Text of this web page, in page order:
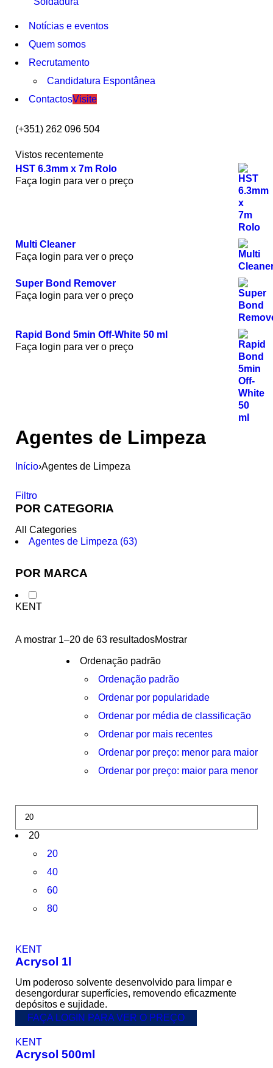
Notícias e eventos
Quem somos
Recrutamento
Candidatura Espontânea
ContactosVisite
(+351) 262 096 504
Vistos recentemente
HST 6.3mm x 7m Rolo
Faça login para ver o preço
Multi Cleaner
Faça login para ver o preço
Super Bond Remover
Faça login para ver o preço
Rapid Bond 5min Off-White 50 ml
Faça login para ver o preço
Agentes de Limpeza
Início›Agentes de Limpeza
Filtro
POR CATEGORIA
All Categories
Agentes de Limpeza (63)
POR MARCA
KENT
A mostrar 1–20 de 63 resultados
Ordenação padrão
Ordenação padrão
Ordenar por popularidade
Ordenar por média de classificação
Ordenar por mais recentes
Ordenar por preço: menor para maior
Ordenar por preço: maior para menor
Mostrar
20
20
40
60
80
KENT
Acrysol 1l
Um poderoso solvente desenvolvido para limpar e
desengordurar superfícies, removendo eficazmente
depósitos e sujidade.
FAÇA LOGIN PARA VER O PREÇO
KENT
Acrysol 500ml